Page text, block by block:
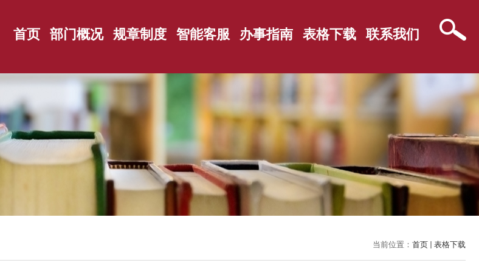
首页 部门概况 规章制度 智能客服 办事指南 表格下载 联系我们
当前位置： 首页 表格下载